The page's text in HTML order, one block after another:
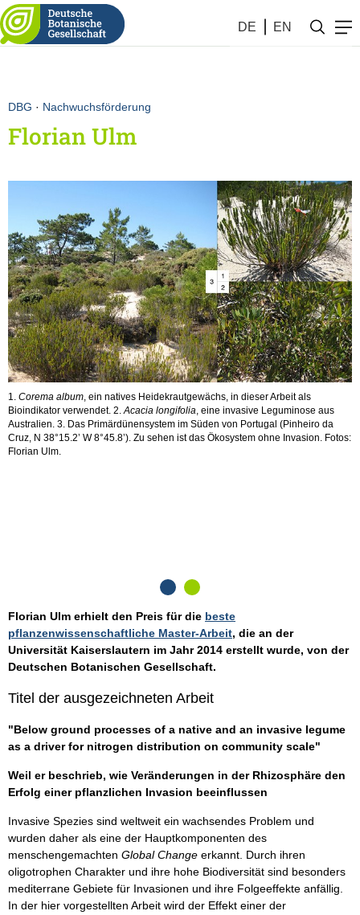
DE EN
DBG · Nachwuchsförderung
Florian Ulm
1. Corema album, ein natives Heidekrautgewächs, in dieser Arbeit als
Bioindikator verwendet. 2.Acacia longifolia, eine invasive Leguminose aus
Australien. 3. Das Primärdünensystem im Süden von Portugal (Pinheiro da
Cruz, N 38°15.2’ W 8°45.8’). Zu sehen ist das Ökosystem ohne Invasion. Fotos:
Florian Ulm.
Florian Ulm erhielt den Preis für die beste
pflanzenwissenschaftliche Master-Arbeit, die an der
Universität Kaiserslautern im Jahr 2014 erstellt wurde, von der
Deutschen Botanischen Gesellschaft.
Titel der ausgezeichneten Arbeit
"Below ground processes of a native and an invasive legume
as a driver for nitrogen distribution on community scale"
Weil er beschrieb, wie Veränderungen in der Rhizosphäre den
Erfolg einer pflanzlichen Invasion beeinflussen
Invasive Spezies sind weltweit ein wachsendes Problem und
wurden daher als eine der Hauptkomponenten des
menschengemachten Global Change erkannt. Durch ihren
oligotrophen Charakter und ihre hohe Biodiversität sind besonders
mediterrane Gebiete für Invasionen und ihre Folgeeffekte anfällig.
In der hier vorgestellten Arbeit wird der Effekt einer der